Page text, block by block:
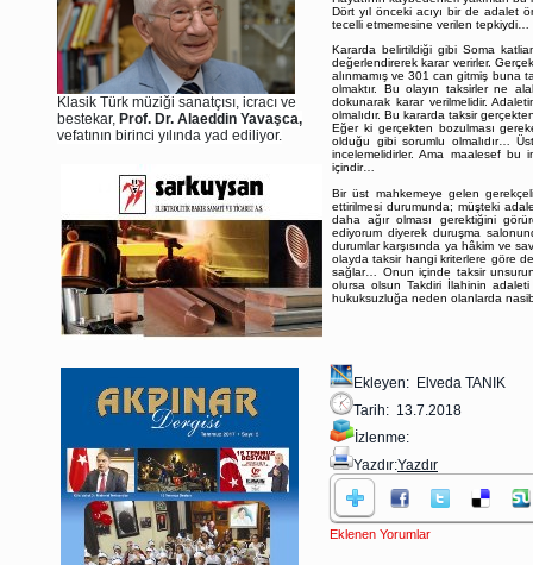
Klasik Türk müziği sanatçısı, icracı ve
bestekar, Prof. Dr. Alaeddin Yavaşca,
vefatının birinci yılında yad ediliyor.
Dört yıl önceki acıyı bir de adalet
tecelli etmemesine verilen tepkiydi…
Kararda belirtildiği gibi Soma
değerlendirerek karar verirler.
alınmamış ve 301 can gitmiş buna
olmaktır. Bu olayın taksirler ne
dokunarak karar verilmelidir.
olmalıdır. Bu kararda taksir
Eğer ki gerçekten bozulması
olduğu gibi sorumlu olmalıdır…
incelemelidirler. Ama maalesef
içindir…
Bir üst mahkemeye gelen
ettirilmesi durumunda; müşteki
daha ağır olması gerektiğini
ediyorum diyerek duruşma
durumlar karşısında ya hâkim ve
olayda taksir hangi kriterlere göre
sağlar… Onun içinde taksir
olursa olsun Takdiri İlahinin
hukuksuzluğa neden olanlarda
Ekleyen: Elveda TANIK
Tarih: 13.7.2018
İzlenme:
Yazdır:Yazdır
Eklenen Yorumlar